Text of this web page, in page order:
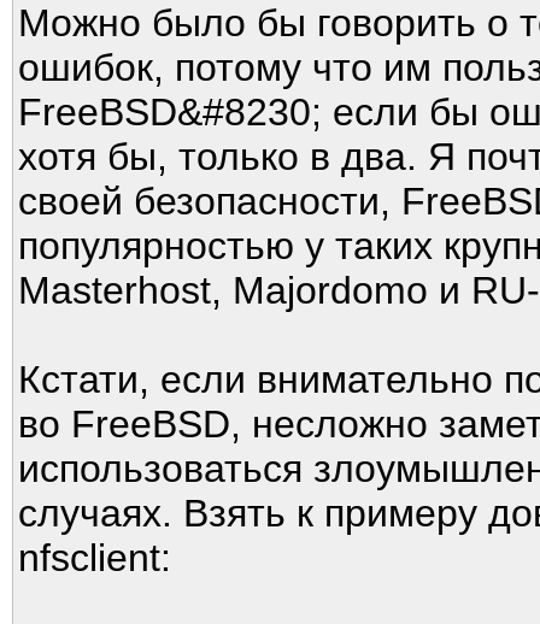
Можно было бы говорить о
ошибок, потому что им
FreeBSD&#8230; если бы
хотя бы, только в два. Я
своей безопасности,
популярностью у таких
Masterhost, Majordomo и
Кстати, если внимательно
во FreeBSD, несложно
использоваться
случаях. Взять к примеру
nfsclient: